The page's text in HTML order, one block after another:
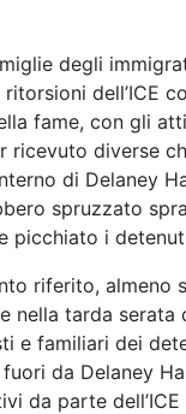
degli
dell’ICE
fame, con gli
ricevuto diverse
di Delaney
spruzzato
picchiato i
riferito, almeno
nella tarda serata
e familiari dei
da Delaney
da parte